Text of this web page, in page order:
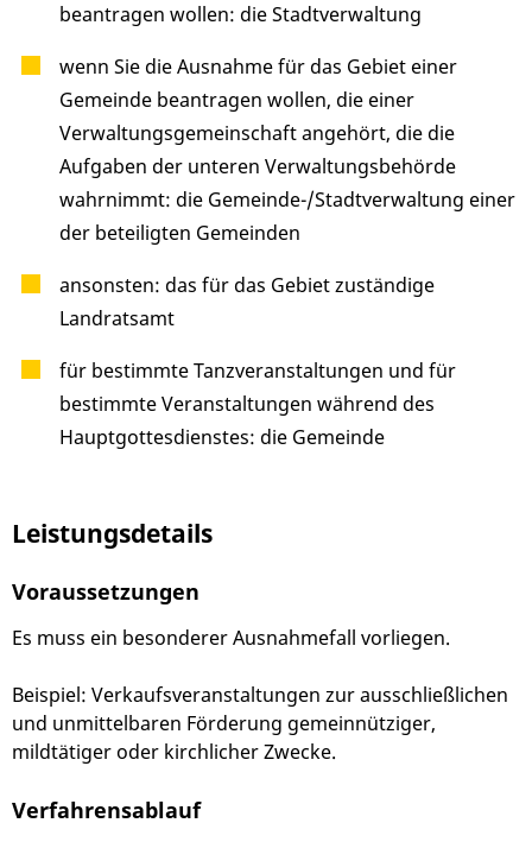
beantragen wollen: die Stadtverwaltung
wenn Sie die Ausnahme für das Gebiet einer
Gemeinde beantragen wollen, die einer
Verwaltungsgemeinschaft angehört, die die
Aufgaben der unteren Verwaltungsbehörde
wahrnimmt: die Gemeinde-/Stadtverwaltung einer
der beteiligten Gemeinden
ansonsten: das für das Gebiet zuständige
Landratsamt
für bestimmte Tanzveranstaltungen und für
bestimmte Veranstaltungen während des
Hauptgottesdienstes: die Gemeinde
Leistungsdetails
Voraussetzungen
Es muss ein besonderer Ausnahmefall vorliegen.
Beispiel: Verkaufsveranstaltungen zur ausschließlichen
und unmittelbaren Förderung gemeinnütziger,
mildtätiger oder kirchlicher Zwecke.
Verfahrensablauf